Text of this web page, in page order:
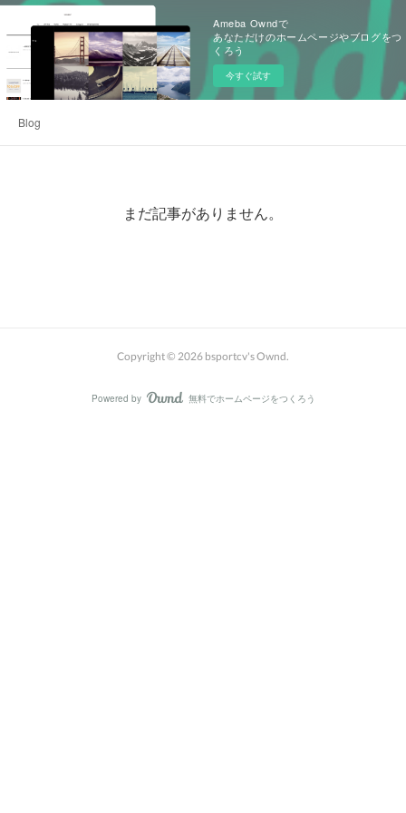
Ameba Owndで
あなただけのホームページやブログをつ
くろう
今すぐ試す
Blog
まだ記事がありません。
Copyright © 2026 bsportcv's Ownd.
Powered by AmebaOwnd
無料でホームページをつくろう